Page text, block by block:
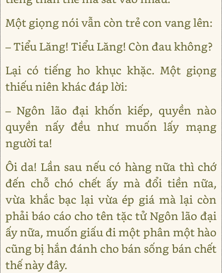
Một giọng nói vẫn còn trẻ con vang lên:
– Tiểu Lăng! Tiểu Lăng! Còn đau không?
Lại có tiếng ho khục khặc. Một giọng
thiếu niên khác đáp lời:
– Ngôn lão đại khốn kiếp, quyền nào
quyền nấy đều như muốn lấy mạng
người ta!
Ôi da! Lần sau nếu có hàng nữa thì chớ
đến chỗ chó chết ấy mà đổi tiền nữa,
vừa khắc bạc lại vừa ép giá mà lại còn
phải báo cáo cho tên tặc tử Ngôn lão đại
ấy nữa, muốn giấu đi một phân một hào
cũng bị hắn đánh cho bán sống bán chết
thế này đây.